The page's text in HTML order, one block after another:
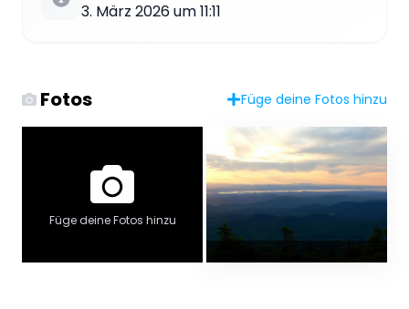
3. März 2026 um 11:11
Fotos Füge deine Fotos hinzu
Füge deine Fotos hinzu